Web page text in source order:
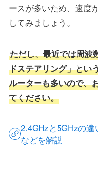
ースが多いため、速度
してみましょう。
ただし、最近では周波
ドステアリング」とい
ルーターも多いので、
てください。
2.4GHzと5GHzの
などを解説